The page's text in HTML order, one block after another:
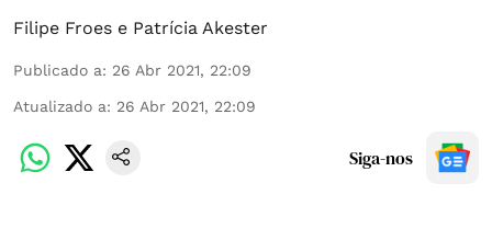
Filipe Froes e Patrícia Akester
Publicado a: 26 Abr 2021, 22:09
Atualizado a: 26 Abr 2021, 22:09
Siga-nos